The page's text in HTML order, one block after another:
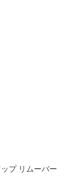
プ リムーバー